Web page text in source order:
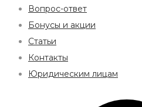
Вопрос-ответ
Бонусы и акции
Статьи
Контакты
Юридическим лицам